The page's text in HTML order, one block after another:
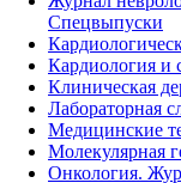
Спецвыпуски
Кардиология и
Клиническая
Лабораторная
Медицинские
Молекулярная
Онкология.